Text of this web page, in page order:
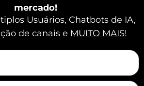
criar respostas
custos, mas
avançadas exigem
mercado!
Usuários, Chatbots de IA,
de canais e MUITO MAIS!